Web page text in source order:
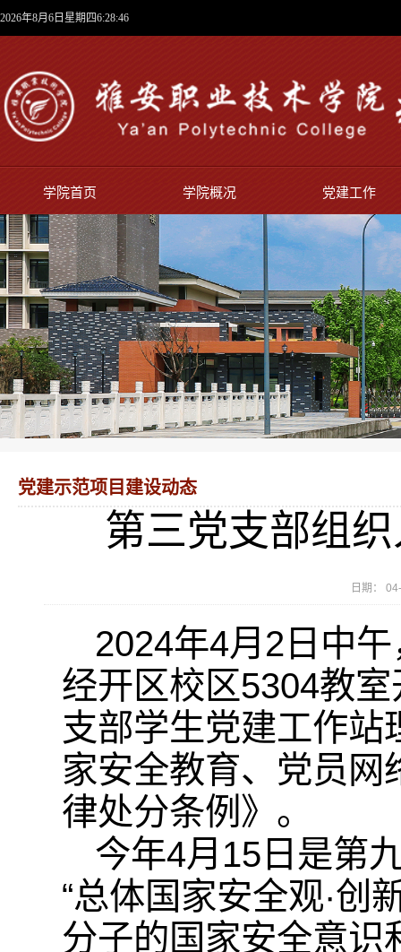
2026年8月6日星期四6:28:46
学院首页 学院概况 党建工作
党建示范项目建设动态
第三党支部组
日期：
2024年4月2日中
经开区校区5304教
支部学生党建工作
家安全教育、党员
律处分条例》。
今年4月15日是第
“总体国家安全观·创
分子的国家安全意识